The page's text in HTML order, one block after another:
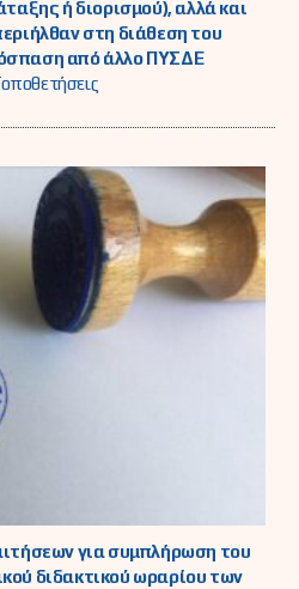
ή διορισμού), αλλά και
στη διάθεση του
από άλλο ΠΥΣΔΕ
για συμπλήρωση του
διδακτικού ωραρίου των